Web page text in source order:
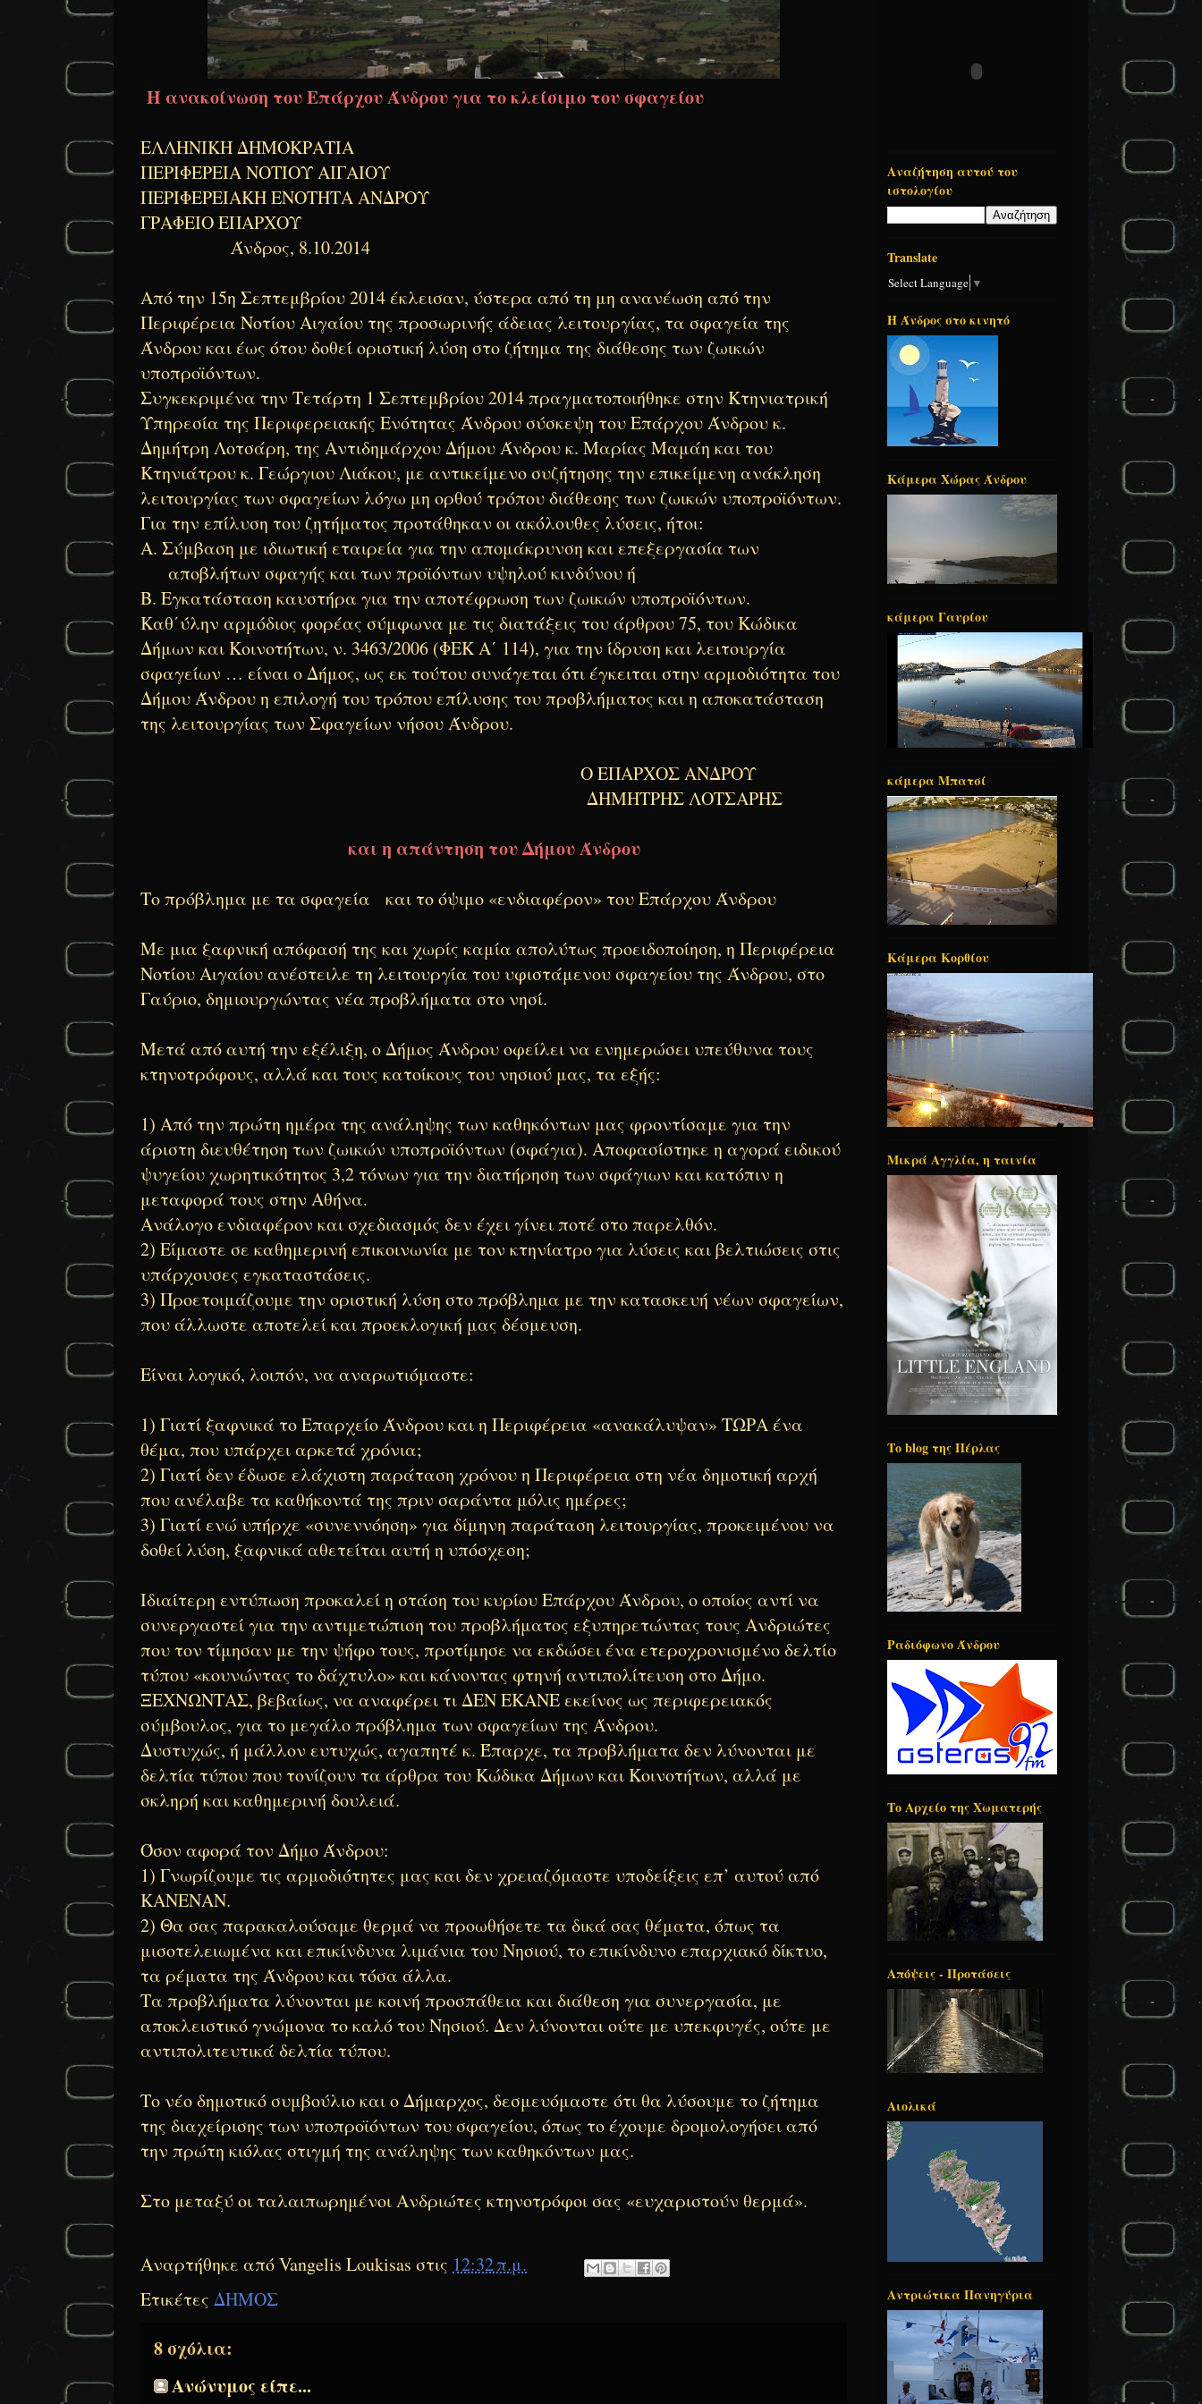
Η ανακοίνωση του Επάρχου Άνδρου για το κλείσιμο του σφαγείου
ΕΛΛΗΝΙΚΗ ΔΗΜΟΚΡΑΤΙΑ
ΠΕΡΙΦΕΡΕΙΑ ΝΟΤΙΟΥ ΑΙΓΑΙΟΥ
ΠΕΡΙΦΕΡΕΙΑΚΗ ΕΝΟΤΗΤΑ ΑΝΔΡΟΥ
ΓΡΑΦΕΙΟ ΕΠΑΡΧΟΥ
Άνδρος, 8.10.2014
Από την 15η Σεπτεμβρίου 2014 έκλεισαν, ύστερα από τη μη ανανέωση από την
Περιφέρεια Νοτίου Αιγαίου της προσωρινής άδειας λειτουργίας, τα σφαγεία της
Άνδρου και έως ότου δοθεί οριστική λύση στο ζήτημα της διάθεσης των ζωικών
υποπροϊόντων.
Συγκεκριμένα την Τετάρτη 1 Σεπτεμβρίου 2014 πραγματοποιήθηκε στην Κτηνιατρική
Υπηρεσία της Περιφερειακής Ενότητας Άνδρου σύσκεψη του Επάρχου Άνδρου κ.
Δημήτρη Λοτσάρη, της Αντιδημάρχου Δήμου Άνδρου κ. Μαρίας Μαμάη και του
Κτηνιάτρου κ. Γεώργιου Λιάκου, με αντικείμενο συζήτησης την επικείμενη ανάκληση
λειτουργίας των σφαγείων λόγω μη ορθού τρόπου διάθεσης των ζωικών υποπροϊόντων.
Για την επίλυση του ζητήματος προτάθηκαν οι ακόλουθες λύσεις, ήτοι:
Α. Σύμβαση με ιδιωτική εταιρεία για την απομάκρυνση και επεξεργασία των
αποβλήτων σφαγής και των προϊόντων υψηλού κινδύνου ή
Β. Εγκατάσταση καυστήρα για την αποτέφρωση των ζωικών υποπροϊόντων.
Καθ΄ύλην αρμόδιος φορέας σύμφωνα με τις διατάξεις του άρθρου 75, του Κώδικα
Δήμων και Κοινοτήτων, ν. 3463/2006 (ΦΕΚ Α΄ 114), για την ίδρυση και λειτουργία
σφαγείων … είναι ο Δήμος, ως εκ τούτου συνάγεται ότι έγκειται στην αρμοδιότητα του
Δήμου Άνδρου η επιλογή του τρόπου επίλυσης του προβλήματος και η αποκατάσταση
της λειτουργίας των Σφαγείων νήσου Άνδρου.
Ο ΕΠΑΡΧΟΣ ΑΝΔΡΟΥ
ΔΗΜΗΤΡΗΣ ΛΟΤΣΑΡΗΣ
και η απάντηση του Δήμου Άνδρου
Το πρόβλημα με τα σφαγεία και το όψιμο «ενδιαφέρον» του Επάρχου Άνδρου
Με μια ξαφνική απόφασή της και χωρίς καμία απολύτως προειδοποίηση, η Περιφέρεια
Νοτίου Αιγαίου ανέστειλε τη λειτουργία του υφιστάμενου σφαγείου της Άνδρου, στο
Γαύριο, δημιουργώντας νέα προβλήματα στο νησί.
Μετά από αυτή την εξέλιξη, ο Δήμος Άνδρου οφείλει να ενημερώσει υπεύθυνα τους
κτηνοτρόφους, αλλά και τους κατοίκους του νησιού μας, τα εξής:
1) Από την πρώτη ημέρα της ανάληψης των καθηκόντων μας φροντίσαμε για την
άριστη διευθέτηση των ζωικών υποπροϊόντων (σφάγια). Αποφασίστηκε η αγορά ειδικού
ψυγείου χωρητικότητος 3,2 τόνων για την διατήρηση των σφάγιων και κατόπιν η
μεταφορά τους στην Αθήνα.
Ανάλογο ενδιαφέρον και σχεδιασμός δεν έχει γίνει ποτέ στο παρελθόν.
2) Είμαστε σε καθημερινή επικοινωνία με τον κτηνίατρο για λύσεις και βελτιώσεις στις
υπάρχουσες εγκαταστάσεις.
3) Προετοιμάζουμε την οριστική λύση στο πρόβλημα με την κατασκευή νέων σφαγείων,
που άλλωστε αποτελεί και προεκλογική μας δέσμευση.
Είναι λογικό, λοιπόν, να αναρωτιόμαστε:
1) Γιατί ξαφνικά το Επαρχείο Άνδρου και η Περιφέρεια «ανακάλυψαν» ΤΩΡΑ ένα
θέμα, που υπάρχει αρκετά χρόνια;
2) Γιατί δεν έδωσε ελάχιστη παράταση χρόνου η Περιφέρεια στη νέα δημοτική αρχή
που ανέλαβε τα καθήκοντά της πριν σαράντα μόλις ημέρες;
3) Γιατί ενώ υπήρχε «συνεννόηση» για δίμηνη παράταση λειτουργίας, προκειμένου να
δοθεί λύση, ξαφνικά αθετείται αυτή η υπόσχεση;
Ιδιαίτερη εντύπωση προκαλεί η στάση του κυρίου Επάρχου Άνδρου, ο οποίος αντί να
συνεργαστεί για την αντιμετώπιση του προβλήματος εξυπηρετώντας τους Ανδριώτες
που τον τίμησαν με την ψήφο τους, προτίμησε να εκδώσει ένα ετεροχρονισμένο δελτίο
τύπου «κουνώντας το δάχτυλο» και κάνοντας φτηνή αντιπολίτευση στο Δήμο.
ΞΕΧΝΩΝΤΑΣ, βεβαίως, να αναφέρει τι ΔΕΝ ΕΚΑΝΕ εκείνος ως περιφερειακός
σύμβουλος, για το μεγάλο πρόβλημα των σφαγείων της Άνδρου.
Δυστυχώς, ή μάλλον ευτυχώς, αγαπητέ κ. Έπαρχε, τα προβλήματα δεν λύνονται με
δελτία τύπου που τονίζουν τα άρθρα του Κώδικα Δήμων και Κοινοτήτων, αλλά με
σκληρή και καθημερινή δουλειά.
Όσον αφορά τον Δήμο Άνδρου:
1) Γνωρίζουμε τις αρμοδιότητες μας και δεν χρειαζόμαστε υποδείξεις επ’ αυτού από
ΚΑΝΕΝΑΝ.
2) Θα σας παρακαλούσαμε θερμά να προωθήσετε τα δικά σας θέματα, όπως τα
μισοτελειωμένα και επικίνδυνα λιμάνια του Νησιού, το επικίνδυνο επαρχιακό δίκτυο,
τα ρέματα της Άνδρου και τόσα άλλα.
Τα προβλήματα λύνονται με κοινή προσπάθεια και διάθεση για συνεργασία, με
αποκλειστικό γνώμονα το καλό του Νησιού. Δεν λύνονται ούτε με υπεκφυγές, ούτε με
αντιπολιτευτικά δελτία τύπου.
Το νέο δημοτικό συμβούλιο και ο Δήμαρχος, δεσμευόμαστε ότι θα λύσουμε το ζήτημα
της διαχείρισης των υποπροϊόντων του σφαγείου, όπως το έχουμε δρομολογήσει από
την πρώτη κιόλας στιγμή της ανάληψης των καθηκόντων μας.
Στο μεταξύ οι ταλαιπωρημένοι Ανδριώτες κτηνοτρόφοι σας «ευχαριστούν θερμά».
Αναρτήθηκε απόVangelis Loukisas στις 12:32 π.μ.
Ετικέτες ΔΗΜΟΣ
8 σχόλια:
Ανώνυμος είπε...
Αναζήτηση αυτού του
ιστολογίου
Translate
Select Language ▼
Η Άνδρος στο κινητό
Κάμερα Χώρας Άνδρου
κάμερα Γαυρίου
κάμερα Μπατσί
Κάμερα Κορθίου
Μικρά Αγγλία, η ταινία
Το blog της Πέρλας
Ραδιόφωνο Άνδρου
Το Αρχείο της Χωματερής
Απόψεις - Προτάσεις
Αιολικά
Αντριώτικα Πανηγύρια